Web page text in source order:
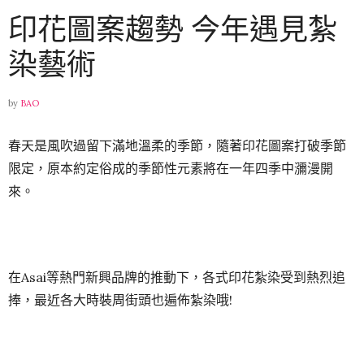
印花圖案趨勢 今年遇見紮
染藝術
by BAO
春天是風吹過留下滿地溫柔的季節，隨著印花圖案打破季節
限定，原本約定俗成的季節性元素將在一年四季中瀰漫開
來。
在Asai等熱門新興品牌的推動下，各式印花紮染受到熱烈追
捧，最近各大時裝周街頭也遍佈紮染哦!